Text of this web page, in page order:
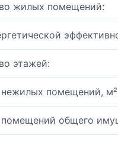
жилых помещений:
этажей:
помещений,
общего